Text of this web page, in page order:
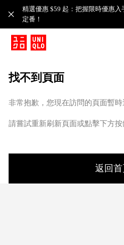
精選優惠 $59 起：把握限時優惠
定番！​
找不到頁面
非常抱歉，您現在訪問的頁面暫時
請嘗試重新刷新頁面或點擊下方
返回首